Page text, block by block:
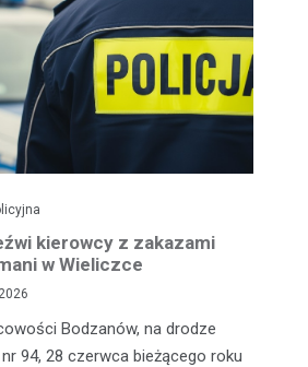
kierowcy z zakazami
w Wieliczce
Bodzanów, na drodze
94, 28 czerwca bieżącego roku